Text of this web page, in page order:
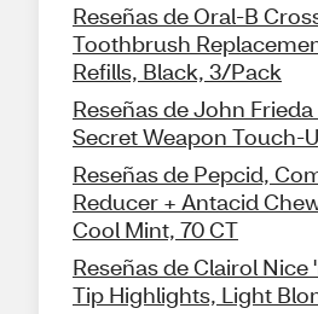
Reseñas de Oral-B
Toothbrush
Refills, Black, 3/Pack
Reseñas de John Frieda
Secret Weapon Touch-
Reseñas de Pepcid,
Reducer + Antacid
Cool Mint, 70 CT
Reseñas de Clairol Nice
Tip Highlights, Light